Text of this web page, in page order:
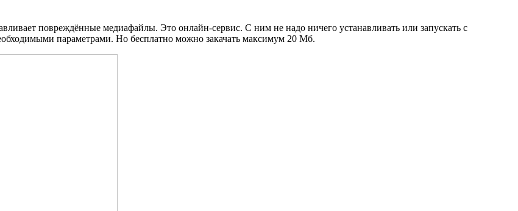
повреждённые медиафайлы. Это онлайн-сервис. С ним не надо ничего устанавливать или запускать с
параметрами. Но бесплатно можно закачать максимум 20 Мб.